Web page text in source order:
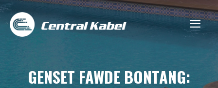
Skip
content
GENSET FAWDE BONTANG: